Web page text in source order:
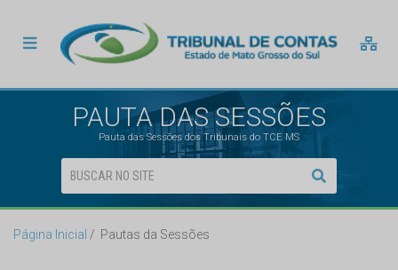
PAUTA DAS SESSÕES
Pauta das Sessões dos Tribunais do TCE MS
Página Inicial Pautas da Sessões